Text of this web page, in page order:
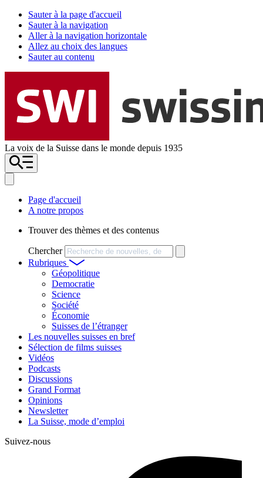
Sauter à la page d'accueil
Sauter à la navigation
Aller à la navigation horizontale
Allez au choix des langues
Sauter au contenu
La voix de la Suisse dans le monde depuis 1935
Page d'accueil
A notre propos
Trouver des thèmes et des contenus
Chercher
Rubriques
Géopolitique
Democratie
Science
Société
Économie
Suisses de l’étranger
Les nouvelles suisses en bref
Sélection de films suisses
Vidéos
Podcasts
Discussions
Grand Format
Opinions
Newsletter
La Suisse, mode d’emploi
Suivez-nous